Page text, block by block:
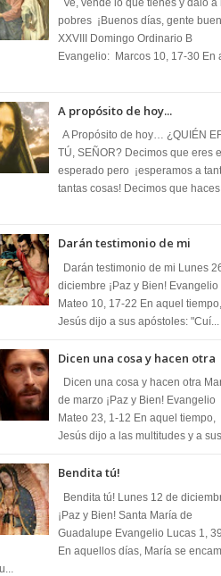
pobres ¡Buenos días, gente
XXVIII Domingo Ordinario B
Evangelio: Marcos 10, 17-30 En
A propósito de hoy...
A Propósito de hoy… ¿QUIÉN
TÚ, SEÑOR? Decimos que eres el
esperado pero ¡esperamos a
tantas cosas! Decimos que
Darán testimonio de mi
Darán testimonio de mi Lunes
diciembre ¡Paz y Bien! Evangelio
Mateo 10, 17-22 En aquel tiempo,
Jesús dijo a sus apóstoles: "Cuí...
Dicen una cosa y hacen otra
Dicen una cosa y hacen otra
de marzo ¡Paz y Bien! Evangelio
Mateo 23, 1-12 En aquel tiempo,
Jesús dijo a las multitudes y a
Bendita tú!
Bendita tú! Lunes 12 de
¡Paz y Bien! Santa María de
Guadalupe Evangelio Lucas 1,
En aquellos días, María se